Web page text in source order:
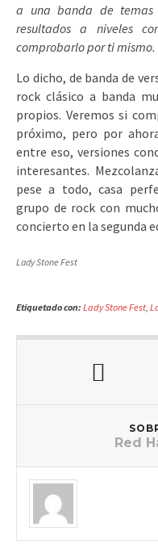
a una banda de temas
resultados a niveles
comprobarlo por ti mismo.
Lo dicho, de banda de
rock clásico a banda
propios. Veremos si
próximo, pero por
entre eso, versiones
interesantes.
pese a todo, casa
grupo de rock con
concierto en la segunda
Lady Stone Fest
Etiquetado con: Lady Stone Fest,
Red